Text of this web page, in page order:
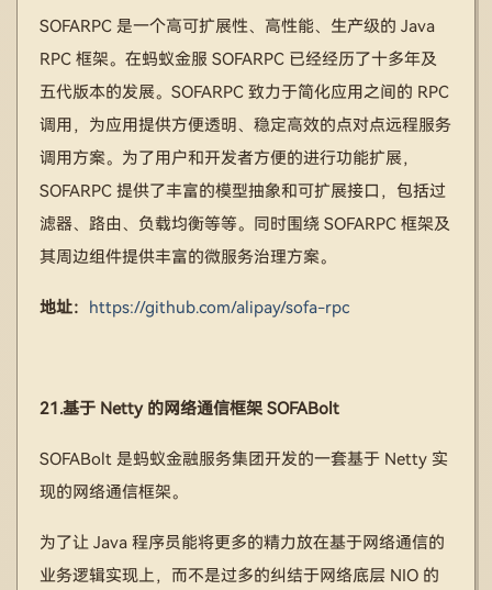
SOFARPC 是一个高可扩展性、高性能、生产级的 Java
RPC 框架。在蚂蚁金服 SOFARPC 已经经历了十多年及
五代版本的发展。SOFARPC 致力于简化应用之间的 RPC
调用，为应用提供方便透明、稳定高效的点对点远程服务
调用方案。为了用户和开发者方便的进行功能扩展，
SOFARPC 提供了丰富的模型抽象和可扩展接口，包括过
滤器、路由、负载均衡等等。同时围绕 SOFARPC 框架及
其周边组件提供丰富的微服务治理方案。
地址： https://github.com/alipay/sofa-rpc
21.基于 Netty 的网络通信框架 SOFABolt
SOFABolt 是蚂蚁金融服务集团开发的一套基于 Netty 实
现的网络通信框架。
为了让 Java 程序员能将更多的精力放在基于网络通信的
业务逻辑实现上，而不是过多的纠结于网络底层 NIO 的